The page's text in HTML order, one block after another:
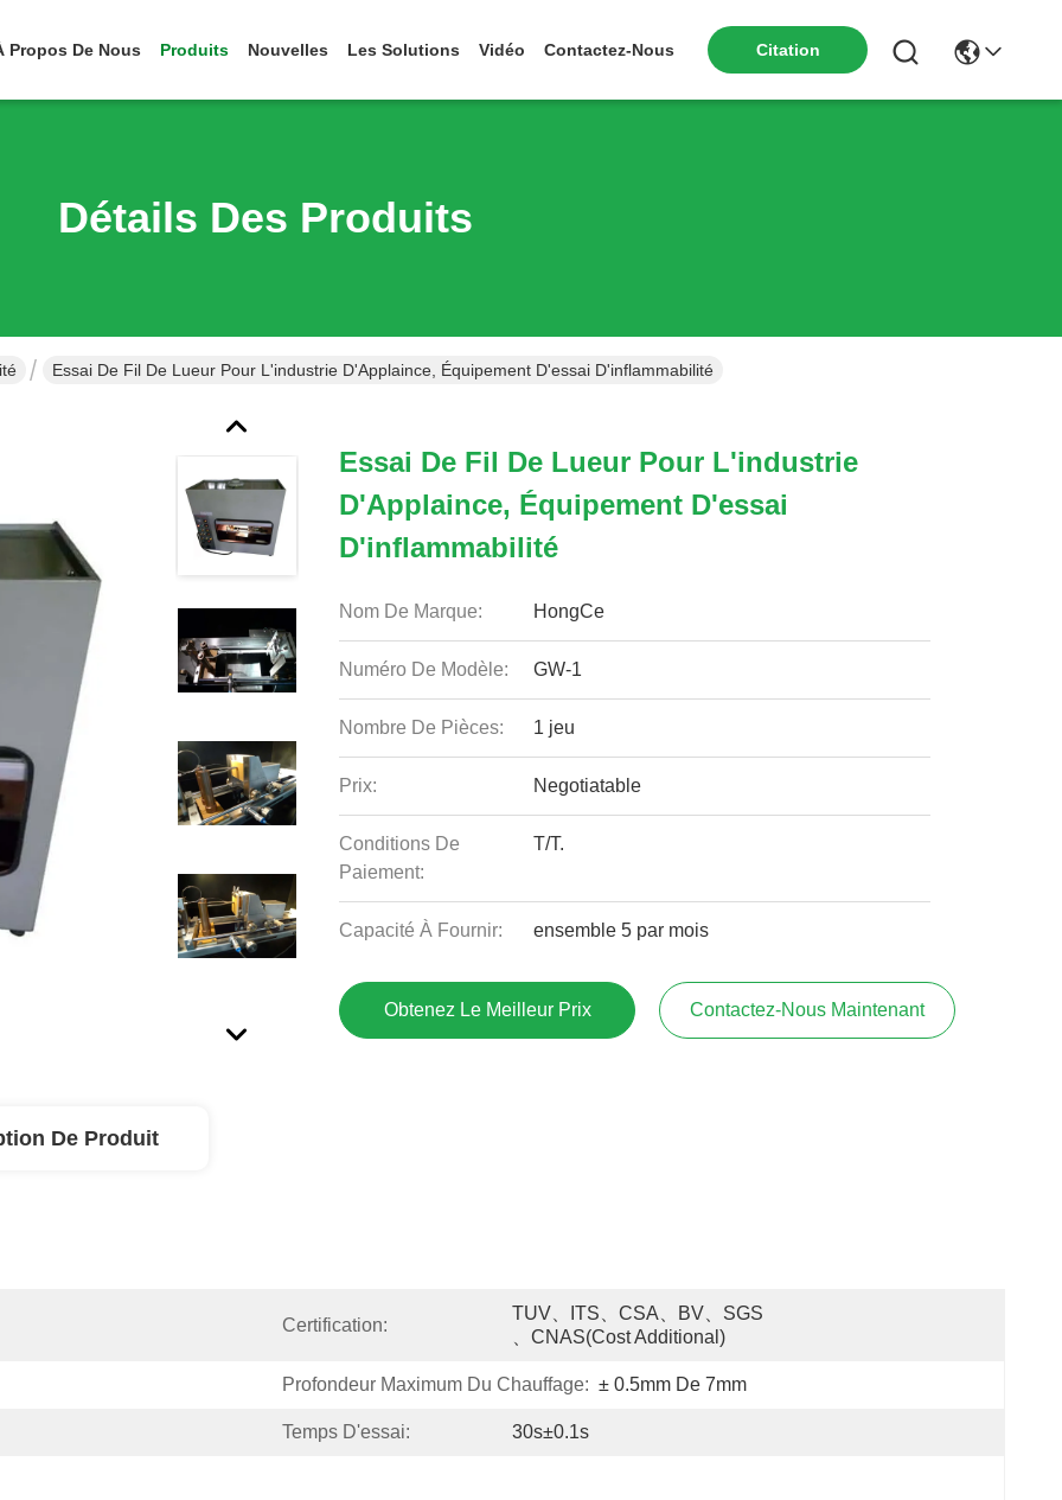
Propos De Nous Produits Nouvelles Les Solutions Vidéo Contactez-Nous Citation
Détails Des Produits
Essai De Fil De Lueur Pour L'industrie D'Applaince, Équipement D'essai D'inflammabilité
Essai De Fil De Lueur Pour L'industrie
D'Applaince, Équipement D'essai
D'inflammabilité
Nom De Marque: HongCe
Numéro De Modèle: GW-1
Nombre De Pièces: 1 jeu
Prix: Negotiatable
Conditions De
Paiement:
T/T.
Capacité À Fournir: ensemble 5 par mois
Obtenez Le Meilleur Prix Contactez-Nous Maintenant
De Produit
Certification:
TUV、ITS、CSA、BV、SGS
、CNAS(cost Additional)
Profondeur Maximum Du Chauffage: ± 0.5mm De 7mm
Temps D'essai: 30s±0.1s